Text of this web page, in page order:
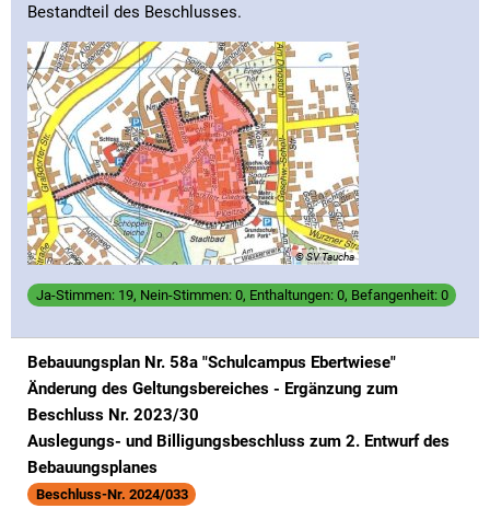
Bestandteil des Beschlusses.
© SV Taucha
Ja-Stimmen: 19, Nein-Stimmen: 0, Enthaltungen: 0, Befangenheit: 0
Bebauungsplan Nr. 58a "Schulcampus Ebertwiese"
Änderung des Geltungsbereiches - Ergänzung zum
Beschluss Nr. 2023/30
Auslegungs- und Billigungsbeschluss zum 2. Entwurf des
Bebauungsplanes
Beschluss-Nr. 2024/033